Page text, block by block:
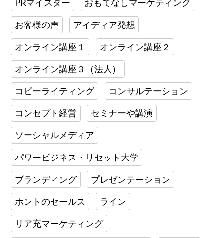
PRマイスター おもてなしマーケティング
お客様の声 アイディア発想
オンライン講座１ オンライン講座２
オンライン講座３（法人）
コピーライティング コンサルテーション
コンセプト経営 セミナーや講演
ソーシャルメディア
パワービジネス・リセット大学
ブランディング プレゼンテーション
ホントのセールス ライン
リア充マーケティング